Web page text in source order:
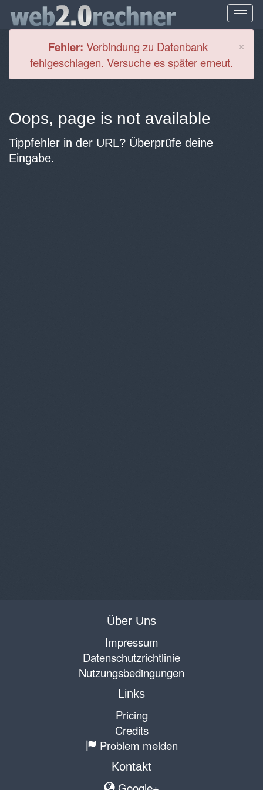
×
Fehler: Verbindung zu Datenbank
fehlgeschlagen. Versuche es später erneut.
Oops, page is not available
Tippfehler in der URL? Überprüfe deine
Eingabe.
Über Uns
Impressum
Datenschutzrichtlinie
Nutzungsbedingungen
Links
Pricing
Credits
Problem melden
Kontakt